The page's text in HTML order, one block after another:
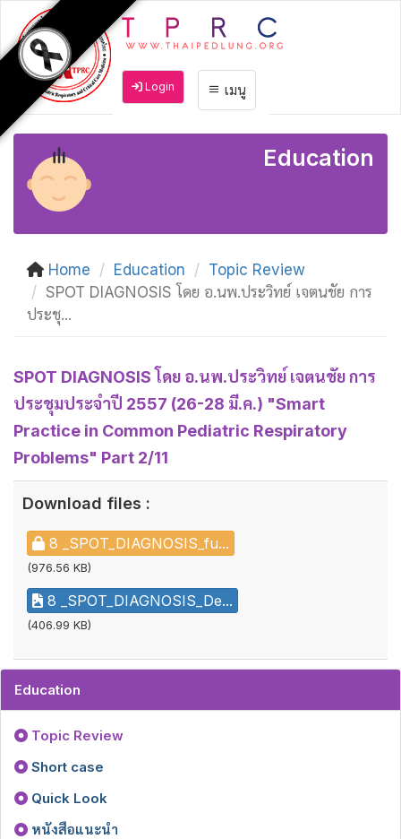
เมนู
Login
Education
Home Education
Topic Review
SPOT DIAGNOSIS โดย อ.นพ.ประวิทย์ เจตนชัย การ
ประชุ...
SPOT DIAGNOSIS โดย อ.นพ.ประวิทย์ เจตนชัย การ
ประชุมประจำปี 2557 (26-28 มี.ค.) "Smart
Practice in Common Pediatric Respiratory
Problems" Part 2/11
Download files :
8 _SPOT_DIAGNOSIS_fu...
(976.56 KB)
8 _SPOT_DIAGNOSIS_De...
(406.99 KB)
Education
Topic Review
Short case
Quick Look
หนังสือแนะนำ